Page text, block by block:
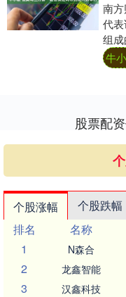
南
代
组
阿
牛
股票配
个股涨幅 个股跌幅
排名
名称
1
N森合
2 龙鑫智能
3 汉鑫科技